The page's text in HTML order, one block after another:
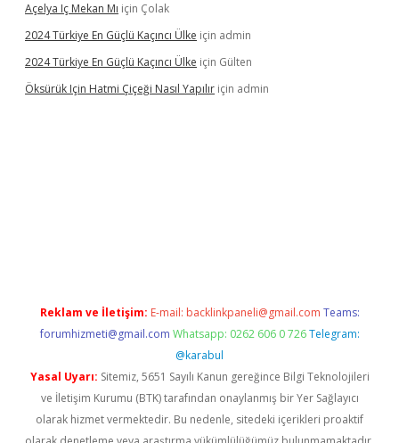
Açelya Iç Mekan Mı için Çolak
2024 Türkiye En Güçlü Kaçıncı Ülke için admin
2024 Türkiye En Güçlü Kaçıncı Ülke için Gülten
Öksürük Için Hatmi Çiçeği Nasıl Yapılır için admin
Reklam ve İletişim: E-mail: backlinkpaneli@gmail.com Teams:
forumhizmeti@gmail.com Whatsapp: 0262 606 0 726 Telegram:
@karabul
Yasal Uyarı: Sitemiz, 5651 Sayılı Kanun gereğince Bilgi Teknolojileri
ve İletişim Kurumu (BTK) tarafından onaylanmış bir Yer Sağlayıcı
olarak hizmet vermektedir. Bu nedenle, sitedeki içerikleri proaktif